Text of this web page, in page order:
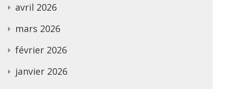
avril 2026
mars 2026
février 2026
janvier 2026